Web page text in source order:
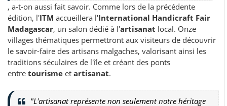
, a-t-on aussi fait savoir. Comme lors de la précédente
édition, l'ITM accueillera l'International Handicraft Fair
Madagascar, un salon dédié à l'artisanat local. Onze
villages thématiques permettront aux visiteurs de découvrir
le savoir-faire des artisans malgaches, valorisant ainsi les
traditions séculaires de l'île et créant des ponts
entre tourisme et artisanat.
"L'artisanat représente non seulement notre héritage